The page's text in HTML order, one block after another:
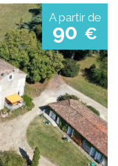
A partir de
90 €